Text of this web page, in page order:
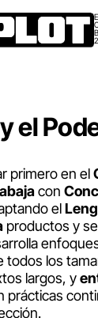
el
primero en el
con
el
productos y
todos los
largos, y
prácticas